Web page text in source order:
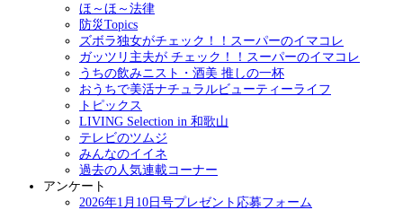
ほ～ほ～法律
防災Topics
ズボラ独女がチェック！！スーパーのイマコレ
ガッツリ主夫が チェック！！スーパーのイマコレ
うちの飲みニスト・酒美 推しの一杯
おうちで美活ナチュラルビューティーライフ
トピックス
LIVING Selection in 和歌山
テレビのツムジ
みんなのイイネ
過去の人気連載コーナー
アンケート
2026年1月10日号プレゼント応募フォーム